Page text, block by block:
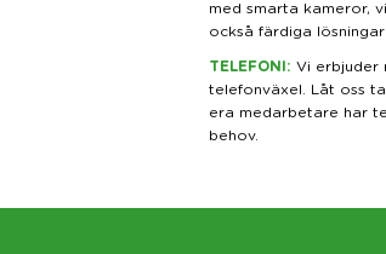
med smarta kameror,
också färdiga
TELEFONI : Vi erbjuder
telefonväxel. Låt oss
era medarbetare har
behov.